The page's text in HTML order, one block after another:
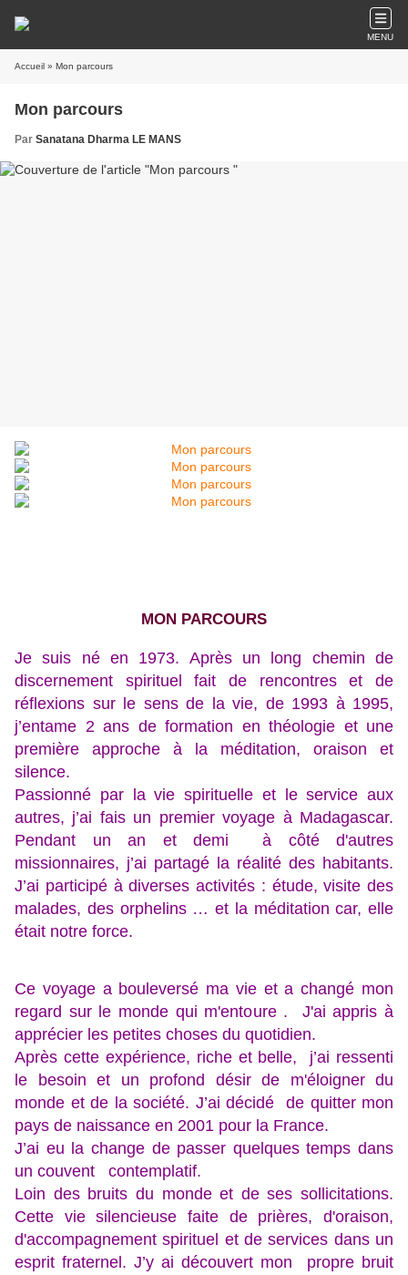
MENU
Accueil » Mon parcours
Mon parcours
Par Sanatana Dharma LE MANS
MON PARCOURS
Je suis né en 1973. Après un long chemin de
discernement spirituel fait de rencontres et de
réflexions sur le sens de la vie, de 1993 à 1995,
j’entame 2 ans de formation en théologie et une
première approche à la méditation, oraison et
silence.
Passionné par la vie spirituelle et le service aux
autres, j’ai fais un premier voyage à Madagascar.
Pendant un an et demi à côté d'autres
missionnaires, j’ai partagé la réalité des habitants.
J’ai participé à diverses activités : étude, visite des
malades, des orphelins … et la méditation car, elle
était notre force.
Ce voyage a bouleversé ma vie et a changé mon
regard sur le monde qui m'entoure . J'ai appris à
apprécier les petites choses du quotidien.
Après cette expérience, riche et belle, j’ai ressenti
le besoin et un profond désir de m'éloigner du
monde et de la société. J’ai décidé de quitter mon
pays de naissance en 2001 pour la France.
J’ai eu la change de passer quelques temps dans
un couvent contemplatif.
Loin des bruits du monde et de ses sollicitations.
Cette vie silencieuse faite de prières, d'oraison,
d'accompagnement spirituel et de services dans un
esprit fraternel. J’y ai découvert mon propre bruit